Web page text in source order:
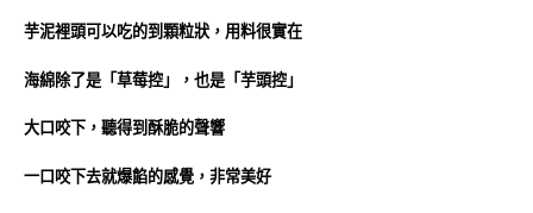
芋泥裡頭可以吃的到顆粒狀，用料很實在
海綿除了是「草莓控」，也是「芋頭控」
大口咬下，聽得到酥脆的聲響
一口咬下去就爆餡的感覺，非常美好